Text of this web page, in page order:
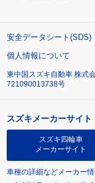
安全データシート(SDS)
個人情報について
東中国スズキ自動車 株式
721090013738号
スズキメーカーサイト
スズキ四輪車
メーカーサイト
車種の詳細などメーカー